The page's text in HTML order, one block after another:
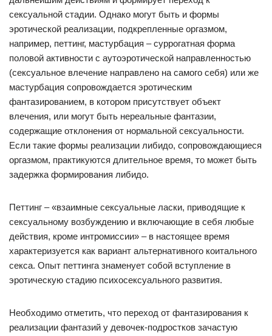
сексуальной стадии. Однако могут быть и формы
эротической реализации, подкрепленные оргазмом,
например, петтинг, мастурбация – суррогатная форма
половой активности с аутоэротической направленностью
(сексуальное влечение направлено на самого себя) или же
мастурбация сопровождается эротическим
фантазированием, в котором присутствует объект
влечения, или могут быть нереальные фантазии,
содержащие отклонения от нормальной сексуальности.
Если такие формы реализации либидо, сопровождающиеся
оргазмом, практикуются длительное время, то может быть
задержка формирования либидо.
Петтинг – «взаимные сексуальные ласки, приводящие к
сексуальному возбуждению и включающие в себя любые
действия, кроме интромиссии» – в настоящее время
характеризуется как вариант альтернативного коитального
секса. Опыт петтинга знаменует собой вступление в
эротическую стадию психосексуального развития.
Необходимо отметить, что переход от фантазирования к
реализации фантазий у девочек-подростков зачастую